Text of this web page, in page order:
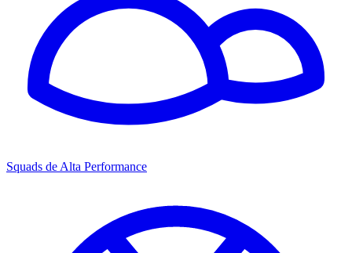
Squads de Alta Performance